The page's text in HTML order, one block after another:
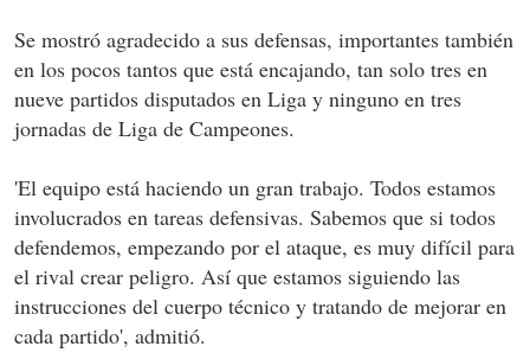
Se mostró agradecido a sus defensas, importantes también
en los pocos tantos que está encajando, tan solo tres en
nueve partidos disputados en Liga y ninguno en tres
jornadas de Liga de Campeones.
'El equipo está haciendo un gran trabajo. Todos estamos
involucrados en tareas defensivas. Sabemos que si todos
defendemos, empezando por el ataque, es muy difícil para
el rival crear peligro. Así que estamos siguiendo las
instrucciones del cuerpo técnico y tratando de mejorar en
cada partido', admitió.